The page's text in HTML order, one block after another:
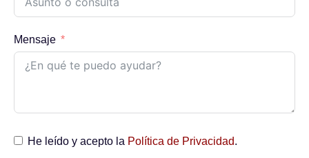
Mensaje
He leído y acepto la Política de Privacidad.